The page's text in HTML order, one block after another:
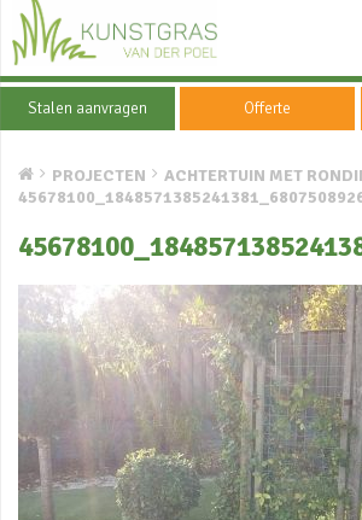
Stalen aanvragen Offerte
PROJECTEN
ACHTERTUIN MET